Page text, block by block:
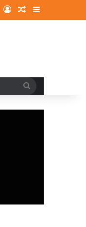
Log InRandom Article
Sidebar